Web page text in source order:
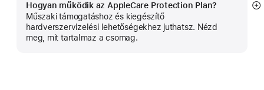
Hogyan működik az AppleCare Protection Plan?
Műszaki támogatáshoz és kiegészítő
hardverszervizelési lehetőségekhez juthatsz. Nézd
meg, mit tartalmaz a csomag.